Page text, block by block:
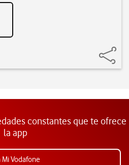
constantes que te ofrece
la app
Mi Vodafone